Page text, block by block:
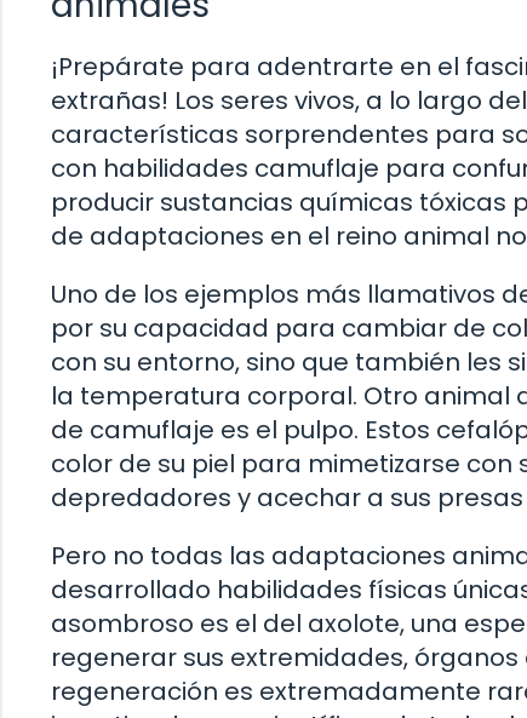
¡Prepárate para adentrarte en el
extrañas! Los seres vivos, a lo largo
características sorprendentes para
con habilidades camuflaje para
producir sustancias químicas tóxicas
de adaptaciones en el reino animal
Uno de los ejemplos más llamativos
por su capacidad para cambiar de
con su entorno, sino que también les
la temperatura corporal. Otro
de camuflaje es el pulpo. Estos
color de su piel para mimetizarse
depredadores y acechar a sus
Pero no todas las adaptaciones
desarrollado habilidades físicas
asombroso es el del axolote, una
regenerar sus extremidades,
regeneración es extremadamente